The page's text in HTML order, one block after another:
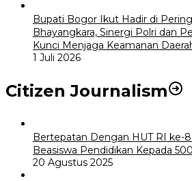
Bupati Bogor Ikut Hadir di
Bhayangkara, Sinergi Polri dan
Kunci Menjaga Keamanan
1 Juli 2026
Citizen Journalism
Bertepatan Dengan HUT RI ke-
Beasiswa Pendidikan Kepada
20 Agustus 2025